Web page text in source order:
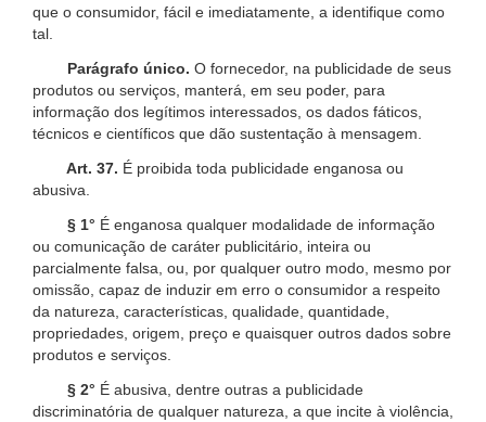
que o consumidor, fácil e imediatamente, a identifique como
tal.
Parágrafo único. O fornecedor, na publicidade de seus
produtos ou serviços, manterá, em seu poder, para
informação dos legítimos interessados, os dados fáticos,
técnicos e científicos que dão sustentação à mensagem.
Art. 37. É proibida toda publicidade enganosa ou
abusiva.
§ 1° É enganosa qualquer modalidade de informação
ou comunicação de caráter publicitário, inteira ou
parcialmente falsa, ou, por qualquer outro modo, mesmo por
omissão, capaz de induzir em erro o consumidor a respeito
da natureza, características, qualidade, quantidade,
propriedades, origem, preço e quaisquer outros dados sobre
produtos e serviços.
§ 2° É abusiva, dentre outras a publicidade
discriminatória de qualquer natureza, a que incite à violência,